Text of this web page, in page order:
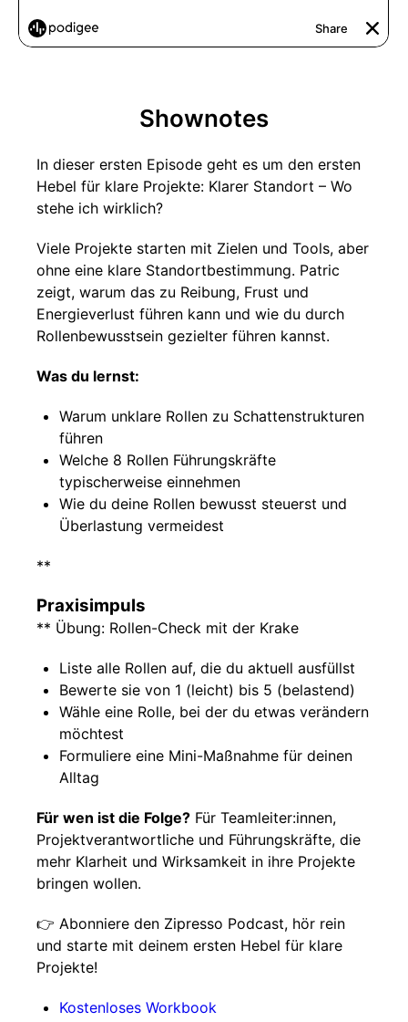
Shownotes
In dieser ersten Episode geht es um den ersten
Hebel für klare Projekte: Klarer Standort – Wo
stehe ich wirklich?
Viele Projekte starten mit Zielen und Tools, aber
ohne eine klare Standortbestimmung. Patric
zeigt, warum das zu Reibung, Frust und
Energieverlust führen kann und wie du durch
Rollenbewusstsein gezielter führen kannst.
Was du lernst:
Warum unklare Rollen zu Schattenstrukturen
führen
Welche 8 Rollen Führungskräfte
typischerweise einnehmen
Wie du deine Rollen bewusst steuerst und
Überlastung vermeidest
**
Praxisimpuls
** Übung: Rollen-Check mit der Krake
Liste alle Rollen auf, die du aktuell ausfüllst
Bewerte sie von 1 (leicht) bis 5 (belastend)
Wähle eine Rolle, bei der du etwas verändern
möchtest
Formuliere eine Mini-Maßnahme für deinen
Alltag
Für wen ist die Folge? Für Teamleiter:innen,
Projektverantwortliche und Führungskräfte, die
mehr Klarheit und Wirksamkeit in ihre Projekte
bringen wollen.
👉 Abonniere den Zipresso Podcast, hör rein
und starte mit deinem ersten Hebel für klare
Projekte!
Kostenloses Workbook